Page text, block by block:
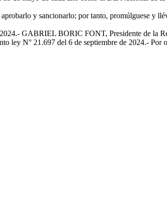
y sancionarlo; por tanto, promúlguese y
GABRIEL BORIC FONT, Presidente de la
ley N° 21.697 del 6 de septiembre de 2024.- Por